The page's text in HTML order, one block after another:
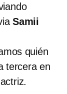
Samii
quién
tercera en